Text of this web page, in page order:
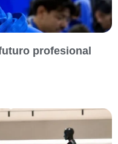
profesional